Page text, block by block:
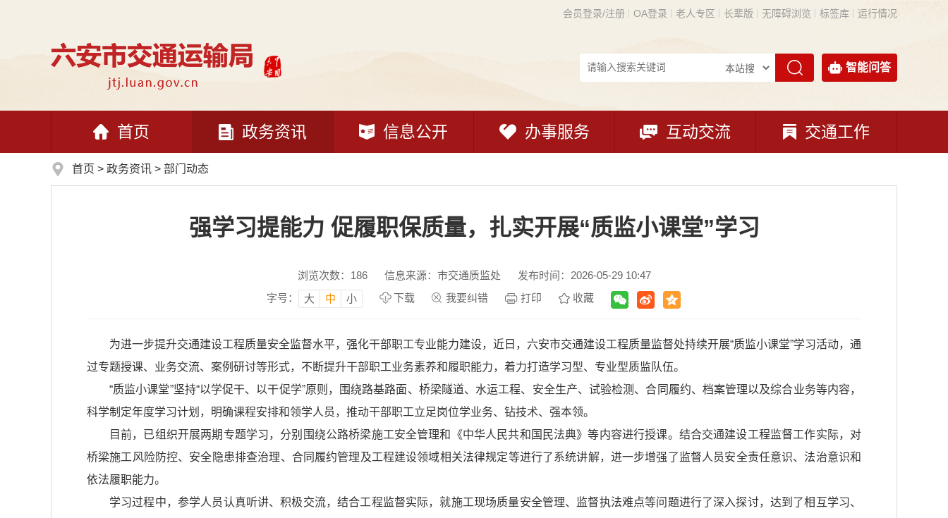
会员登录/注册 OA登录 老人专区 长辈版 无障碍浏览 标签库 运行情况
智能问答
首页 政务资讯 信息公开 办事服务 互动交流 交通工作
首页 > 政务资讯 > 部门动态
强学习提能力 促履职保质量，扎实开展“质监小课堂”学习
浏览次数： 186 信息来源：市交通质监处
发布时间：2026-05-29 10:47
字号：
大 中 小 下载 我要纠错 打印 收藏
为进一步提升交通建设工程质量安全监督水平，强化干部职工专业能力建设，近日，六安市交通建设工程质量监督处持续开展“质监小课堂”学习活动，通
过专题授课、业务交流、案例研讨等形式，不断提升干部职工业务素养和履职能力，着力打造学习型、专业型质监队伍。
“质监小课堂”坚持“以学促干、以干促学”原则，围绕路基路面、桥梁隧道、水运工程、安全生产、试验检测、合同履约、档案管理以及综合业务等内容，
科学制定年度学习计划，明确课程安排和领学人员，推动干部职工立足岗位学业务、钻技术、强本领。
目前，已组织开展两期专题学习，分别围绕公路桥梁施工安全管理和《中华人民共和国民法典》等内容进行授课。结合交通建设工程监督工作实际，对
桥梁施工风险防控、安全隐患排查治理、合同履约管理及工程建设领域相关法律规定等进行了系统讲解，进一步增强了监督人员安全责任意识、法治意识和
依法履职能力。
学习过程中，参学人员认真听讲、积极交流，结合工程监督实际，就施工现场质量安全管理、监督执法难点等问题进行了深入探讨，达到了相互学习、